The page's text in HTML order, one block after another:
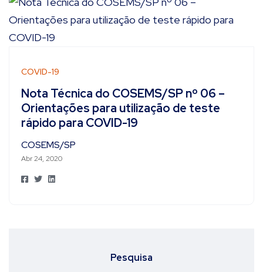
COVID-19
Nota Técnica do COSEMS/SP nº 06 –
Orientações para utilização de teste
rápido para COVID-19
COSEMS/SP
Abr 24, 2020
Pesquisa